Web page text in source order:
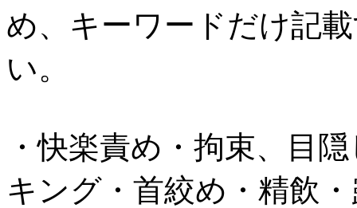
め、キーワードだけ記
い。
・快楽責め・拘束、目
キング・首絞め・精飲